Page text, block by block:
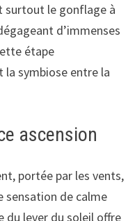
surtout le gonflage à
d’immenses
étape
la symbiose entre la
ascension
portée par les vents,
sensation de calme
du lever du soleil offre